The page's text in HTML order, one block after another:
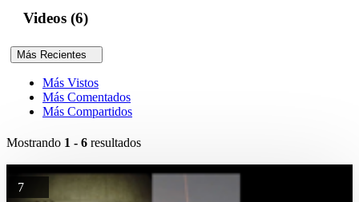
Videos (6)
Más Recientes
Más Vistos
Más Comentados
Más Compartidos
Mostrando 1 - 6 resultados
7